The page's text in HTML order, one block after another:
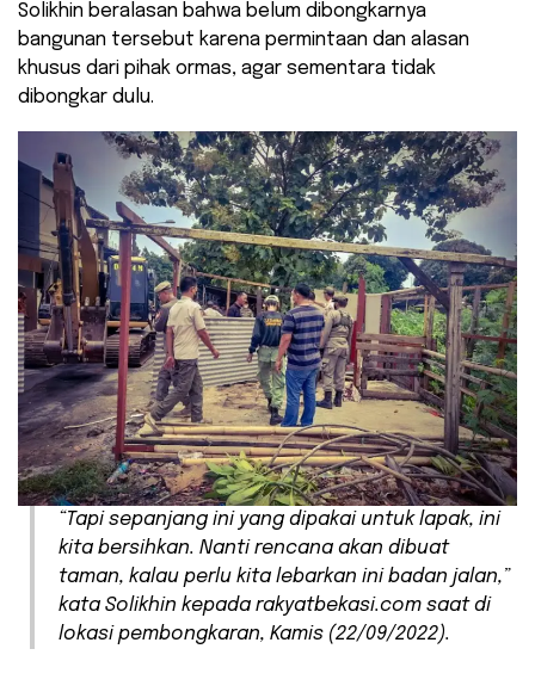
Solikhin beralasan bahwa belum dibongkarnya
bangunan tersebut karena permintaan dan alasan
khusus dari pihak ormas, agar sementara tidak
dibongkar dulu.
“Tapi sepanjang ini yang dipakai untuk lapak, ini
kita bersihkan. Nanti rencana akan dibuat
taman, kalau perlu kita lebarkan ini badan jalan,”
kata Solikhin kepada rakyatbekasi.com saat di
lokasi pembongkaran, Kamis (22/09/2022).